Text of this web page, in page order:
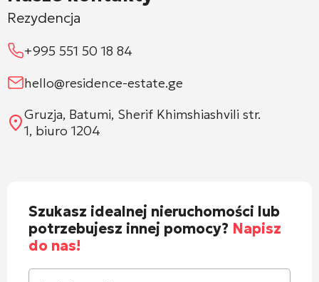
Rezydencja
+995 551 50 18 84
hello@residence-estate.ge
Gruzja, Batumi, Sherif Khimshiashvili str.
1, biuro 1204
Szukasz idealnej nieruchomości lub
potrzebujesz innej pomocy? Napisz
do nas!